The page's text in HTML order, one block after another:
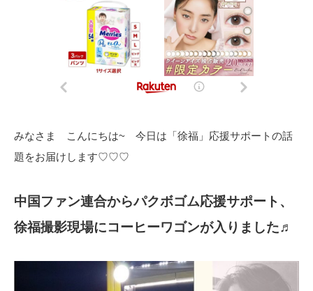
みなさま こんにちは~ 今日は「徐福」応援サポートの話
題をお届けします♡♡♡
中国ファン連合からパクボゴム応援サポート、
徐福撮影現場にコーヒーワゴンが入りました♬